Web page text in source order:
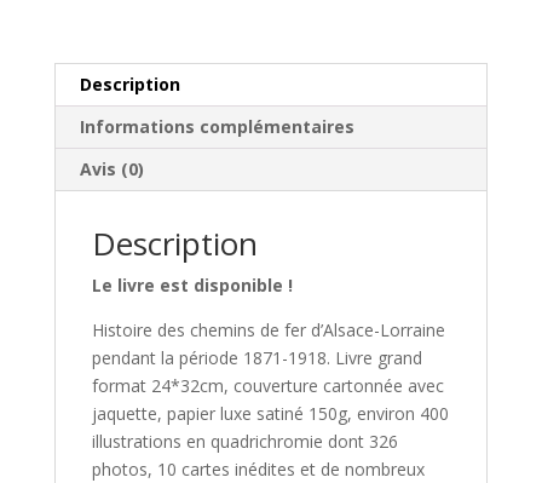
Description
Informations complémentaires
Avis (0)
Description
Le livre est disponible !
Histoire des chemins de fer d’Alsace-Lorraine
pendant la période 1871-1918. Livre grand
format 24*32cm, couverture cartonnée avec
jaquette, papier luxe satiné 150g, environ 400
illustrations en quadrichromie dont 326
photos, 10 cartes inédites et de nombreux